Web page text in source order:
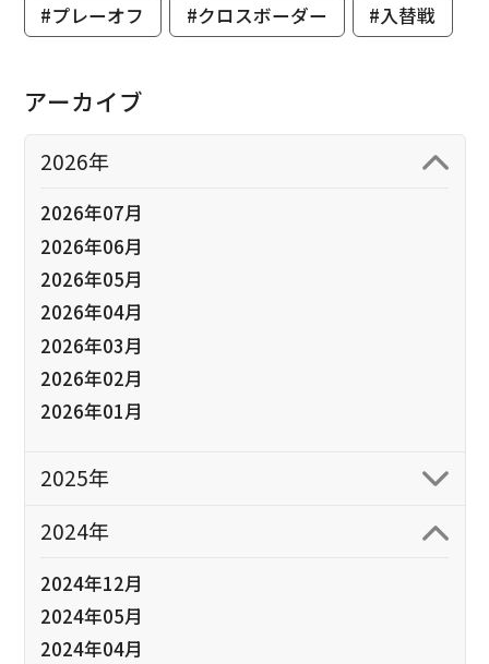
#プレーオフ
#クロスボーダー #入替戦
アーカイブ
2026年
2026年07月
2026年06月
2026年05月
2026年04月
2026年03月
2026年02月
2026年01月
2025年
2024年
2024年12月
2024年05月
2024年04月